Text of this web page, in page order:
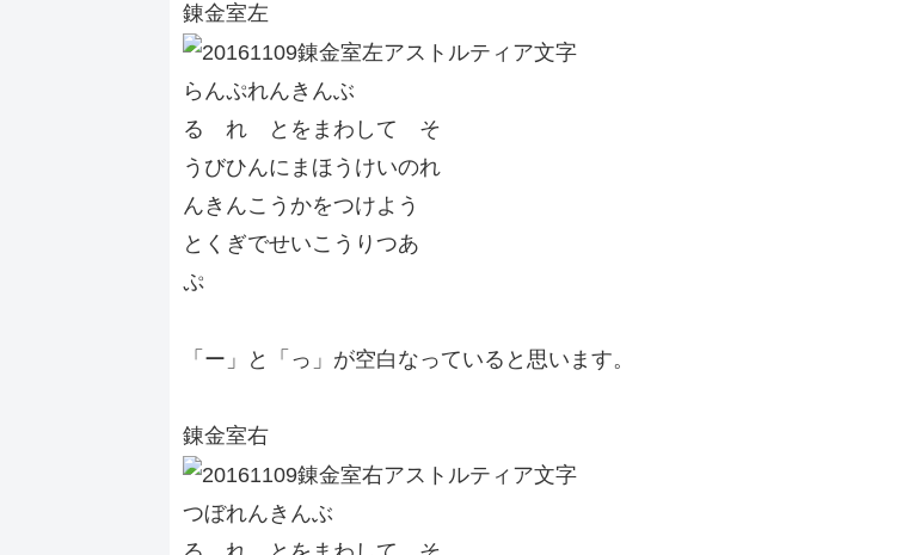
錬金室左
らんぷれんきんぶ
る れ とをまわして そ
うびひんにまほうけいのれ
んきんこうかをつけよう
とくぎでせいこうりつあ
ぷ
「ー」と「っ」が空白なっていると思います。
錬金室右
つぼれんきんぶ